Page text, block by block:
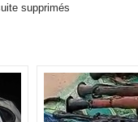
supprimés